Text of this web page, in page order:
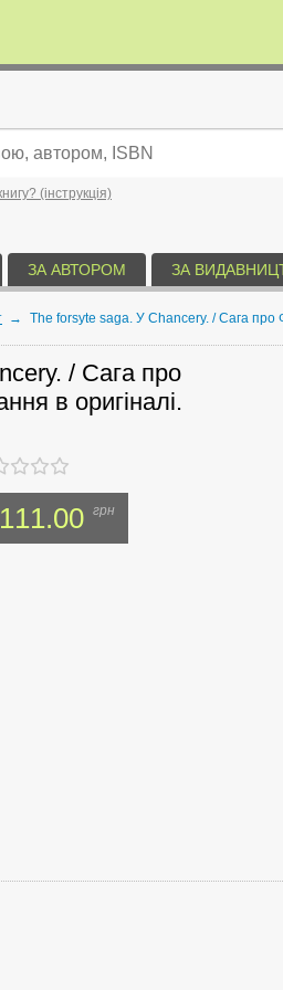
(інструкція)
ЗА АВТОРОМ ЗА
→ The forsyte saga. У Chancery. / Сага про
/ Сага про
в оригіналі.
111.00 грн